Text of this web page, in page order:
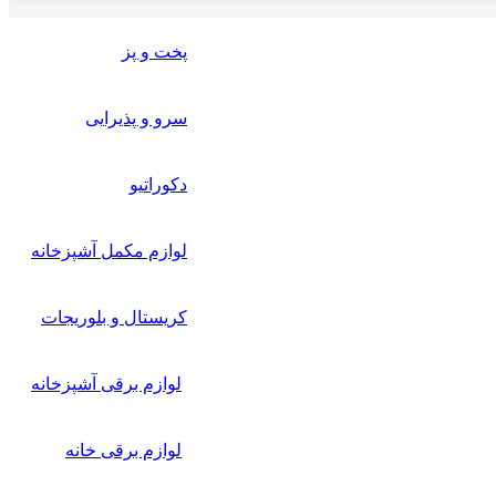
پخت و پز
سرو و پذیرایی
دکوراتیو
لوازم مکمل آشپزخانه
کریستال و بلوریجات
لوازم برقی آشپزخانه
لوازم برقی خانه